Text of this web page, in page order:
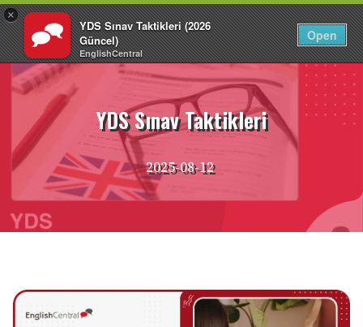
×
YDS Sınav Taktikleri (2026
Güncel)
EnglishCentral
Open
Giriş Yap TR
İçeriğe
atla
YDS Sınav Taktikleri
2025-08-12